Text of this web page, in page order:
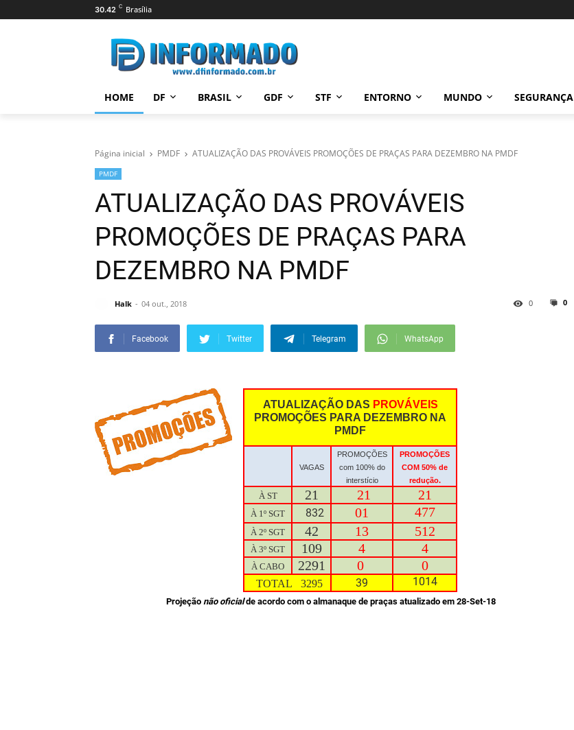
30.42 C Brasília
HOME DF BRASIL GDF STF ENTORNO MUNDO SEGURANÇA
Página inicial PMDF ATUALIZAÇÃO DAS PROVÁVEIS PROMOÇÕES DE PRAÇAS PARA DEZEMBRO NA PMDF
PMDF
ATUALIZAÇÃO DAS PROVÁVEIS
PROMOÇÕES DE PRAÇAS PARA
DEZEMBRO NA PMDF
Halk 04 out., 2018 0
0
Facebook Twitter Telegram WhatsApp
ATUALIZAÇÃO DAS PROVÁVEIS
PROMOÇÕES PARA DEZEMBRO NA
PMDF
VAGAS
PROMOÇÕES
com 100% do
interstício
PROMOÇÕES
COM 50% de
redução.
À ST 21 21 21
À 1º SGT 832 01 477
À 2º SGT 42 13 512
À 3º SGT 109 4 4
À CABO 2291 0 0
TOTAL 3295 39 1014
Projeção não oficialde acordo com o almanaque de praças atualizado em 28-Set-18